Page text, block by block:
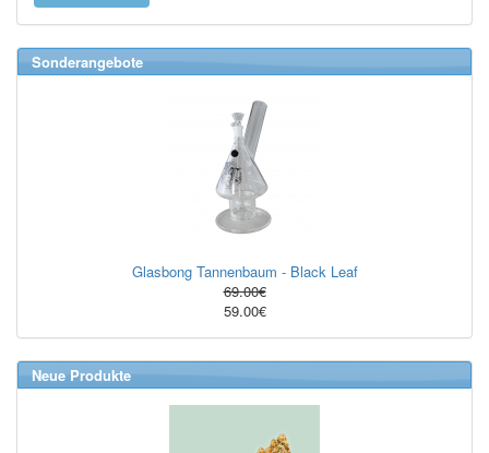
Sonderangebote
Glasbong Tannenbaum - Black Leaf
69.00€
59.00€
Neue Produkte